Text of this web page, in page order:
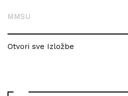
MMSU
Otvori sve Izložbe